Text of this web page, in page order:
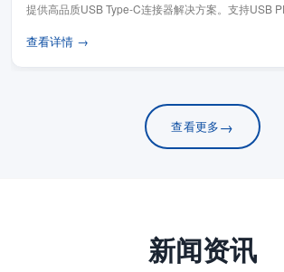
提供高品质USB Type-C连接器解决方案。支持USB
查看详情 →
查看更多→
新闻资讯